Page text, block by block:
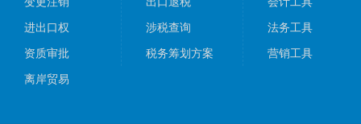
进出口权
资质审批
离岸贸易
涉税查询
税务筹划方案
法务工具
营销工具